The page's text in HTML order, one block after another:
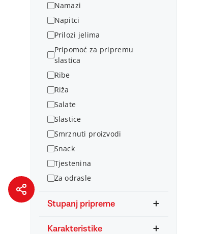
Namazi
Napitci
Prilozi jelima
Pripomoć za pripremu
slastica
Ribe
Riža
Salate
Slastice
Smrznuti proizvodi
Snack
Tjestenina
Za odrasle
Stupanj pripreme
Karakteristike